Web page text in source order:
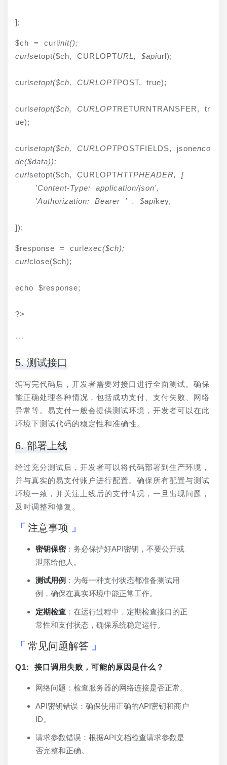
];
$ch = curlinit();
curlsetopt($ch, CURLOPTURL, $apiurl);
curlsetopt($ch, CURLOPTPOST, true);
curlsetopt($ch, CURLOPTRETURNTRANSFER, tr
ue);
curlsetopt($ch, CURLOPTPOSTFIELDS, jsonenco
de($data));
curlsetopt($ch, CURLOPTHTTPHEADER, [
    'Authorization: Bearer ' . $api
key,
]);
$response = curlexec($ch);
curlclose($ch);
echo $response;
?>
```
5. 测试接口
编写完代码后，开发者需要对接口进行全面测试。确保
能正确处理各种情况，包括成功支付、支付失败、网络
异常等。易支付一般会提供测试环境，开发者可以在此
环境下测试代码的稳定性和准确性。
6. 部署上线
经过充分测试后，开发者可以将代码部署到生产环境，
并与真实的易支付账户进行配置。确保所有配置与测试
环境一致，并关注上线后的支付情况，一旦出现问题，
及时调整和修复。
注意事项
密钥保密：务必保护好API密钥，不要公开或
泄露给他人。
测试用例 ：为每一种支付状态都准备测试用
例，确保在真实环境中能正常工作。
定期检查 ：在运行过程中，定期检查接口的正
常性和支付状态，确保系统稳定运行。
常见问题解答
Q1: 接口调用失败，可能的原因是什么？
网络问题：检查服务器的网络连接是否正常。
API密钥错误：确保使用正确的API密钥和商户
ID。
请求参数错误：根据API文档检查请求参数是
否完整和正确。